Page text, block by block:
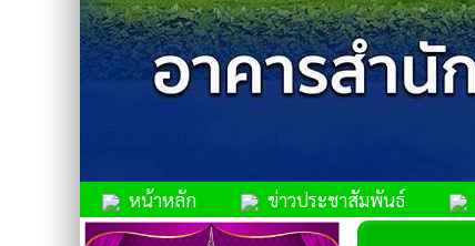
หน้าหลัก ข่าวประชาสัมพันธ์